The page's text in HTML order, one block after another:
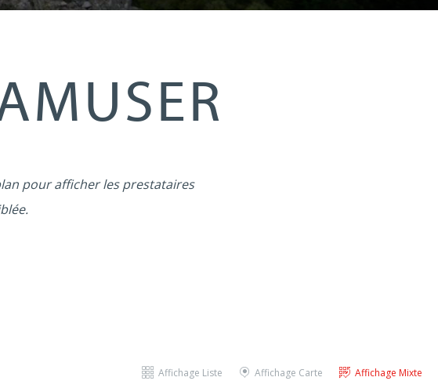
pour afficher les prestataires
Affichage Mixte
Affichage Carte
Affichage Liste